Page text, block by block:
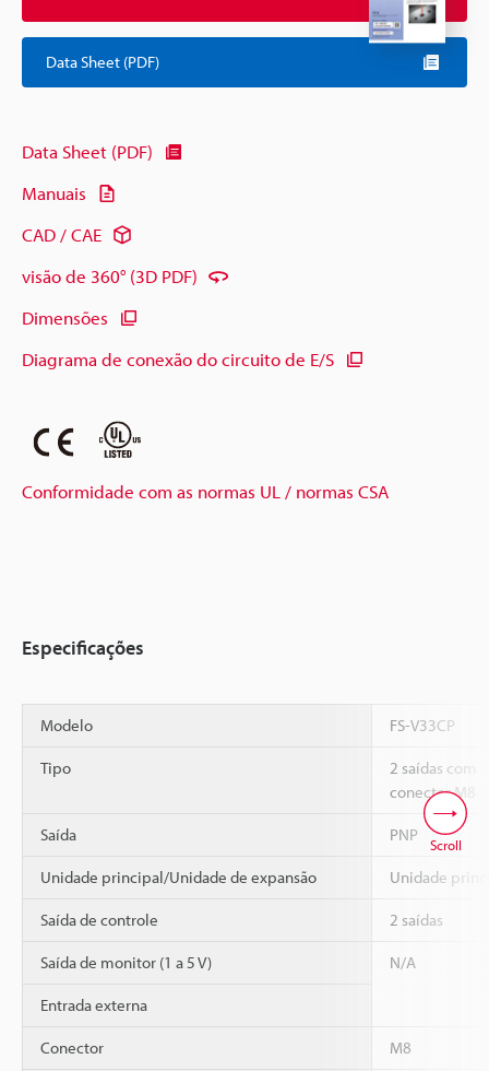
Data Sheet (PDF)
Data Sheet (PDF)
Manuais
CAD / CAE
visão de 360° (3D PDF)
Dimensões
Diagrama de conexão do circuito de E/S
Conformidade com as normas UL / normas CSA
Especificações
Modelo FS-V33CP
Tipo
2 saídas com
conector M8
Saída PNP
Unidade principal/Unidade de expansão Unidade
Saída de controle 2 saídas
Saída de monitor (1 a 5 V) N/A
Entrada externa
Conector M8
Scroll